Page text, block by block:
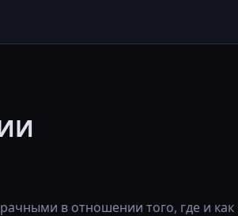
в отношении того, где и как